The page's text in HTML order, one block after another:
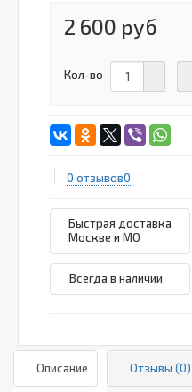
2 600 руб
Кол-во
0 отзывов0
Быстрая доставка
Москве и МО
Всегда в наличии
Описание Отзывы (0)